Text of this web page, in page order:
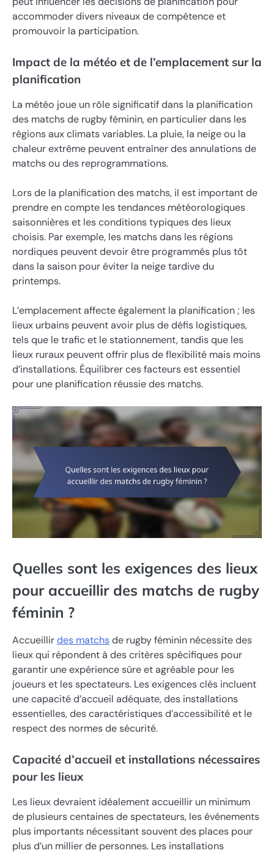
accommoder divers niveaux de compétence et
promouvoir la participation.
Impact de la météo et de l’emplacement sur la
planification
La météo joue un rôle significatif dans la planification
des matchs de rugby féminin, en particulier dans les
régions aux climats variables. La pluie, la neige ou la
chaleur extrême peuvent entraîner des annulations de
matchs ou des reprogrammations.
Lors de la planification des matchs, il est important de
prendre en compte les tendances météorologiques
saisonnières et les conditions typiques des lieux
choisis. Par exemple, les matchs dans les régions
nordiques peuvent devoir être programmés plus tôt
dans la saison pour éviter la neige tardive du
printemps.
L’emplacement affecte également la planification ; les
lieux urbains peuvent avoir plus de défis logistiques,
tels que le trafic et le stationnement, tandis que les
lieux ruraux peuvent offrir plus de flexibilité mais moins
d’installations. Équilibrer ces facteurs est essentiel
pour une planification réussie des matchs.
Quelles sont les exigences des lieux
pour accueillir des matchs de rugby
féminin ?
Accueillirdes matchsde rugby féminin nécessite des
lieux qui répondent à des critères spécifiques pour
garantir une expérience sûre et agréable pour les
joueurs et les spectateurs. Les exigences clés incluent
une capacité d’accueil adéquate, des installations
essentielles, des caractéristiques d’accessibilité et le
respect des normes de sécurité.
Capacité d’accueil et installations nécessaires
pour les lieux
Les lieux devraient idéalement accueillir un minimum
de plusieurs centaines de spectateurs, les événements
plus importants nécessitant souvent des places pour
plus d’un millier de personnes. Les installations